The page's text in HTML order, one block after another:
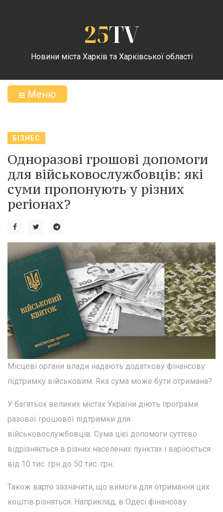
25TV
Новини міста Харків та Харківської області
Меню
БІЗНЕС
Одноразові грошові допомоги
для військовослужбовців: які
суми пропонують у різних
регіонах?
Місцеві органи влади надають додаткову фінансову
підтримку військовим. Яка сума може бути отримана?
У багатьох великих містах України діють програми
разової грошової підтримки для
військовослужбовців. Сума цієї допомоги суттєво
відрізняється в різних населених пунктах і варіюється
від 10 тис. грн до 50 тис. грн.
Також варто зазначити, що вимоги для отримання цих
коштів різняться. Наприклад, в Одесі фінансову